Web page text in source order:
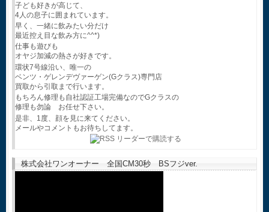
子ども好きが高じて、
4人の息子に囲まれています。
早く、一緒に飲みたい分だけ
最近控え目な飲み方に^^*)
仕事も遊びも
オヤジ加減の熱さが好きです。
環状7号線沿い、唯一の
ベンツ・ゲレンデヴァーゲン(Gクラス)専門店
買取から引取まで行います。
もちろん修理も自社認証工場完備なのでGクラスの
修理も勿論 お任せ下さい。
是非、1度、顔を見に来てください。
メールやコメントもお待ちしてます。
株式会社ワンオーナー 全国CM30秒 BSフジver.